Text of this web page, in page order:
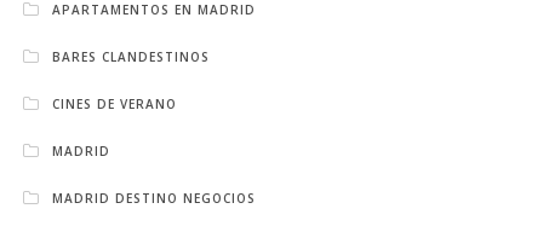
APARTAMENTOS EN MADRID
BARES CLANDESTINOS
CINES DE VERANO
MADRID
MADRID DESTINO NEGOCIOS